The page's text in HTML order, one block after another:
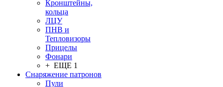
Кронштейны,
кольца
ЛЦУ
ПНВ и
Тепловизоры
Прицелы
Фонари
+ ЕЩЕ 1
Снаряжение патронов
Пули